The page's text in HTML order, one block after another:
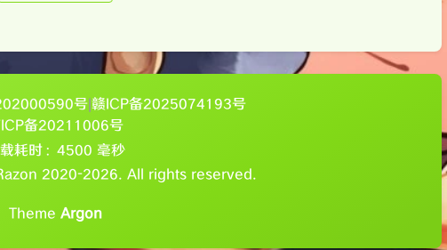
号|赣ICP备2025074193号
备20211006号
耗时：4500 毫秒
2020-2026. All rights reserved.
Theme Argon